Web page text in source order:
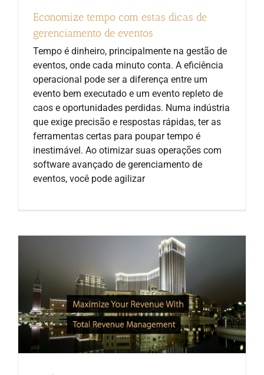
Economize tempo com estas dicas de
gerenciamento de eventos
Tempo é dinheiro, principalmente na gestão de
eventos, onde cada minuto conta. A eficiência
operacional pode ser a diferença entre um
evento bem executado e um evento repleto de
caos e oportunidades perdidas. Numa indústria
que exige precisão e respostas rápidas, ter as
ferramentas certas para poupar tempo é
inestimável. Ao otimizar suas operações com
software avançado de gerenciamento de
eventos, você pode agilizar